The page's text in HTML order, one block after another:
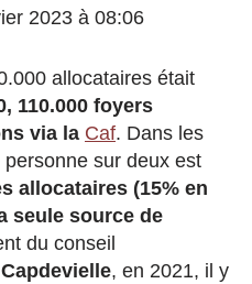
2023 à 08:06
allocataires était
110.000 foyers
via la Caf. Dans les
sur deux est
allocataires (15% en
seule source de
du conseil
, en 2021, il y